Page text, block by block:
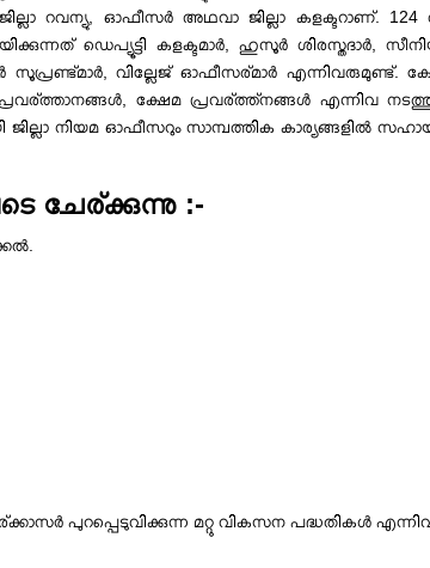
റവന്യു, ഓഫീസര്‍ അഥവാ ജില്ലാ കളക്ടറാണ്.
ഡെപ്യൂട്ടി കളക്ടമാര്‍, ഹുസൂര്‍ ശിരസ്തദാര്‍,
വില്ലേജ് ഓഫീസര്മാര്‍ എന്നിവരുമുണ്ട്.
ക്ഷേമ പ്രവര്ത്ത്നങ്ങള്‍ എന്നിവ
നിയമ ഓഫീസറും സാമ്പത്തിക കാര്യങ്ങളില്‍
ചേര്ക്കുന്നു :-
പുറപ്പെടുവിക്കുന്ന മറ്റു വികസന പദ്ധതികള്‍